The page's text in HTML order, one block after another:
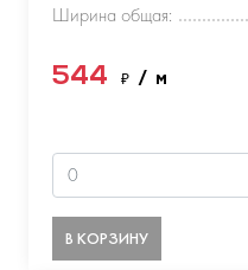
Ширина общая:
544 ₽ / м
В КОРЗИНУ